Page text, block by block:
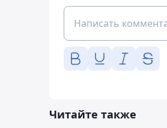
Читайте также